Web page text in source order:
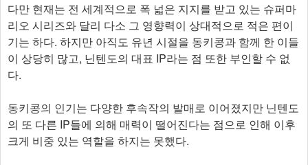
다만 현재는 전 세계적으로 폭 넓은 지지를 받고 있는 슈퍼마
리오 시리즈와 달리 다소 그 영향력이 상대적으로 적은 편이
기는 하다. 하지만 아직도 유년 시절을 동키콩과 함께 한 이들
이 상당히 많고, 닌텐도의 대표 IP라는 점 또한 부인할 수 없
다.
동키콩의 인기는 다양한 후속작의 발매로 이어졌지만 닌텐도
의 또 다른 IP들에 의해 매력이 떨어진다는 점으로 인해 이후
크게 비중 있는 역할을 하지는 못했다.